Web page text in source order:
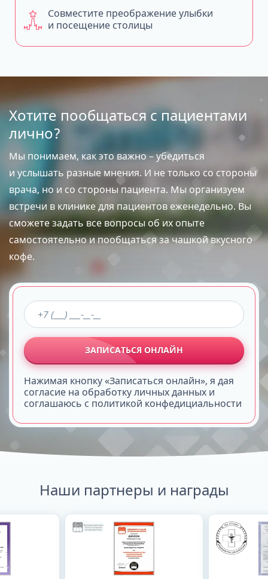
Совместите преображение улыбки
и посещение столицы
Хотите пообщаться с пациентами
лично?
Мы понимаем, как это важно – убедиться
и услышать разные мнения. И не только со стороны
врача, но и со стороны пациента. Мы организуем
встречи в клинике для пациентов еженедельно. Вы
сможете задать все вопросы об их опыте
самостоятельно и пообщаться за чашкой вкусного
кофе.
ЗАПИСАТЬСЯ ОНЛАЙН
Нажимая кнопку «Записаться онлайн», я дая
согласие на обработку личных данных и
соглашаюсь с политикой конфедициальности
Наши партнеры и награды